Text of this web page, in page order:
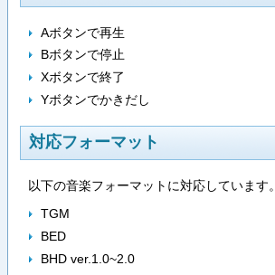
Aボタンで再生
Bボタンで停止
Xボタンで終了
Yボタンでかきだし
対応フォーマット
以下の音楽フォーマットに対応しています。
TGM
BED
BHD ver.1.0~2.0